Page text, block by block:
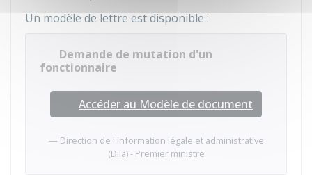
Un modèle de lettre est disponible :
Demande de mutation d'un
fonctionnaire
Accéder au Modèle de document
Direction de l'information légale et administrative
(Dila) - Premier ministre